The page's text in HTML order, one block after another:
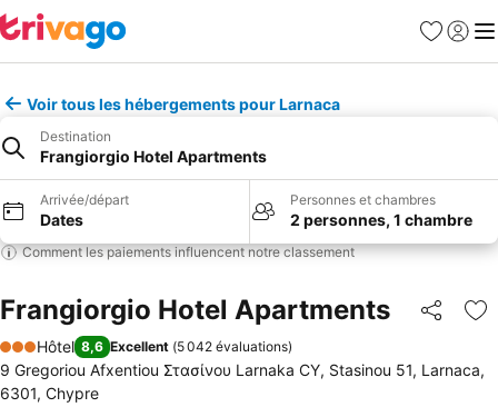
Favoris
Se
Voir tous les hébergements pour Larnaca
Destination
Frangiorgio Hotel Apartments
Arrivée/départ
Dates
Personnes et chambres
2 personnes, 1 chambre
Comment les paiements influencent notre classement
Frangiorgio Hotel Apartments Partager
3 Étoiles
Hôtel 8,6 Excellent (5 042 évaluations)
9 Gregoriou Afxentiou Στασίνου Larnaka CY, Stasinou 51, Larnaca,
6301, Chypre